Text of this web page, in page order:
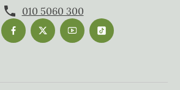
010 5060 300